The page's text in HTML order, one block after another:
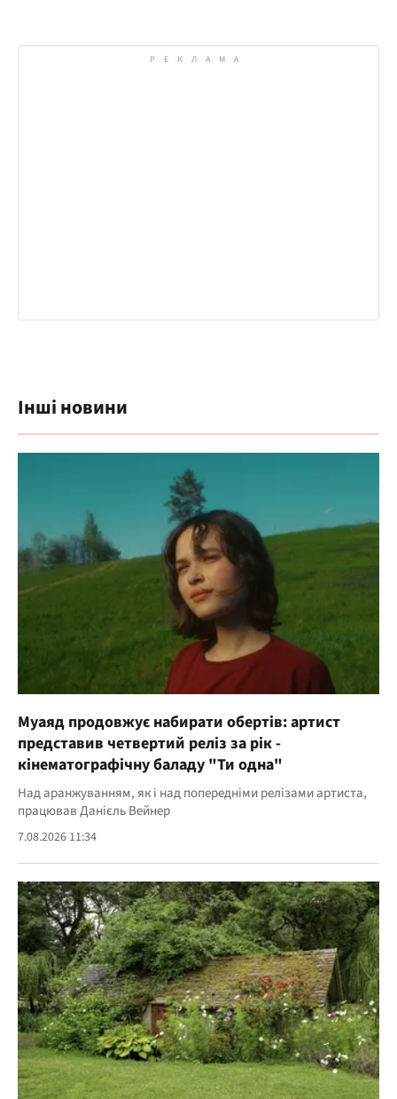
Інші новини
Муаяд продовжує набирати обертів: артист
представив четвертий реліз за рік -
кінематографічну баладу "Ти одна"
Над аранжуванням, як і над попередніми релізами артиста,
працював Данієль Вейнер
7.08.2026 11:34